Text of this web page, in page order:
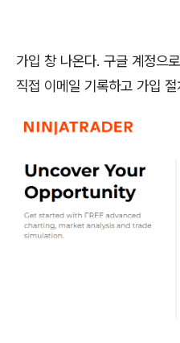
가입 창 나온다. 구글 계정으
직접 이메일 기록하고 가입